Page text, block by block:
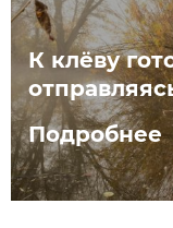
К клёву
Подробнее